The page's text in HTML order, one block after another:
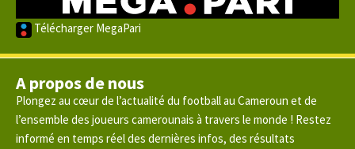
Télécharger MegaPari
A propos de nous
Plongez au cœur de l’actualité du football au Cameroun et de
l’ensemble des joueurs camerounais à travers le monde ! Restez
informé en temps réel des dernières infos, des résultats